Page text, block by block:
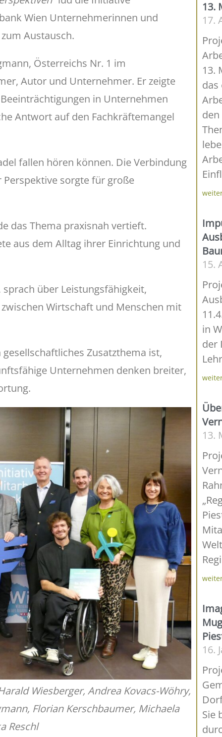
Wien Unternehmerinnen und
Austausch.
Österreichs Nr. 1 im
Autor und Unternehmer. Er zeigte
in Unternehmen
Antwort auf den Fachkräftemangel
fallen hören können. Die Verbindung
sorgte für große
das Thema praxisnah vertieft.
aus dem Alltag ihrer Einrichtung und
sprach über Leistungsfähigkeit,
Wirtschaft und Menschen mit
Zusatzthema ist,
Unternehmen denken breiter,
Wiesberger, Andrea Kovacs-Wöhry,
Florian Kerschbaumer, Michaela
Reschl
13.
17.
13.
das
den
15.
in
der
13.
16.
Sie